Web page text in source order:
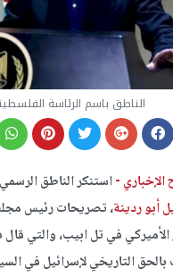
الناطق باسم الرئاسة
الإخباري -استنكر الناطق
أبو ردينة، تصريحات رئيس
في تل ابيب، والتي قال
التاريخي لإسرائيل في